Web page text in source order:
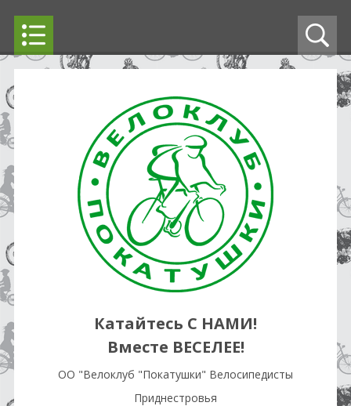
Катайтесь С НАМИ!
Вместе ВЕСЕЛЕЕ!
OO "Велоклуб "Покатушки" Велосипедисты
Приднестровья